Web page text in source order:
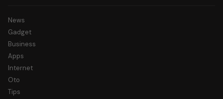
News
Gadget
Business
Apps
Internet
Oto
Tips